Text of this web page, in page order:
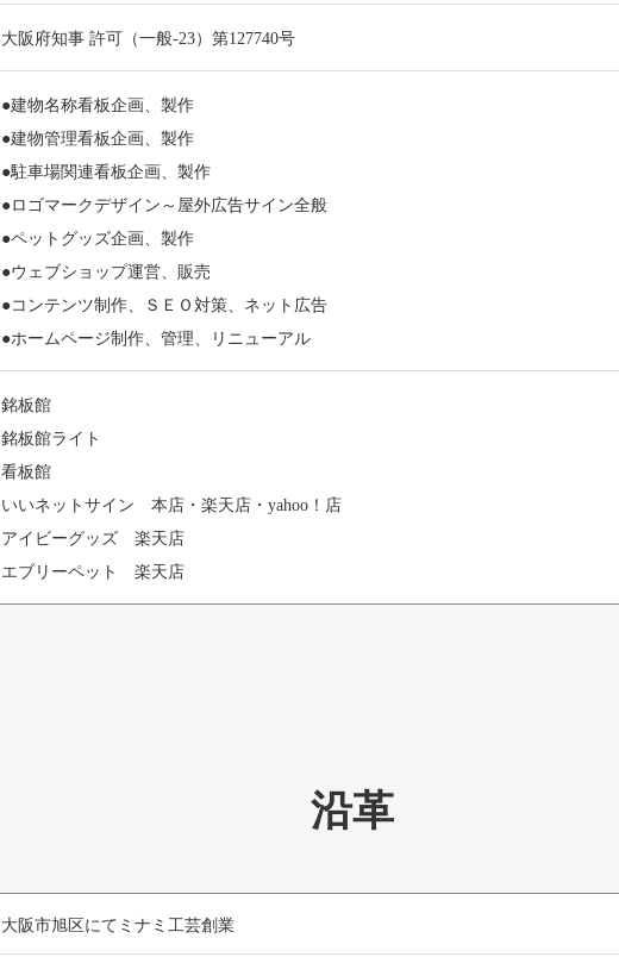
大阪府知事 許可（一般-23）第127740号
●建物名称看板企画、製作
●建物管理看板企画、製作
●駐車場関連看板企画、製作
●ロゴマークデザイン～屋外広告サイン全般
●ペットグッズ企画、製作
●ウェブショップ運営、販売
●コンテンツ制作、ＳＥＯ対策、ネット広告
●ホームページ制作、管理、リニューアル
銘板館
銘板館ライト
看板館
いいネットサイン 本店・楽天店・yahoo！店
アイビーグッズ 楽天店
エブリーペット 楽天店
沿革
大阪市旭区にてミナミ工芸創業